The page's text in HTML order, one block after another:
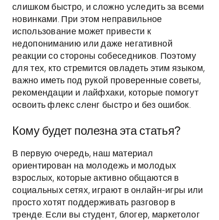
слишком быстро, и сложно уследить за всеми
новинками. При этом неправильное
использование может привести к
недопониманию или даже негативной
реакции со стороны собеседников. Поэтому
для тех, кто стремится овладеть этим языком,
важно иметь под рукой проверенные советы,
рекомендации и лайфхаки, которые помогут
освоить флекс сленг быстро и без ошибок.
Кому будет полезна эта статья?
В первую очередь, наш материал
ориентирован на молодежь и молодых
взрослых, которые активно общаются в
социальных сетях, играют в онлайн-игры или
просто хотят поддерживать разговор в
тренде. Если вы студент, блогер, маркетолог